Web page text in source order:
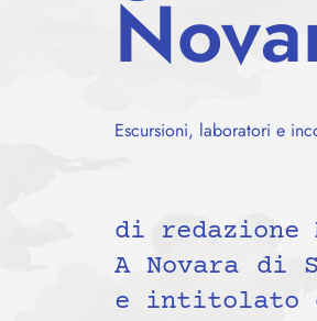
Escursioni, laboratori e
di redazione
A Novara
e intitolato